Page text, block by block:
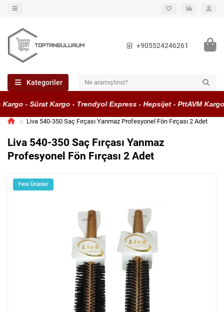
+905524246261
Kategoriler
- Sürat Kargo - Trendyol Express - Hepsijet - PttAVM Kargo
Liva 540-350 Saç Fırçası Yanmaz Profesyonel Fön Fırçası 2 Adet
Liva 540-350 Saç Fırçası Yanmaz
Profesyonel Fön Fırçası 2 Adet
Yeni Ürünler